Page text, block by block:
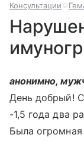
Консультации
анонимно,
День добрый!
-1,5 года два
Была